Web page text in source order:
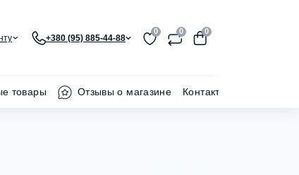
+380 (95) 885-44-88
0 0 0
товары Отзывы о магазине Контакти